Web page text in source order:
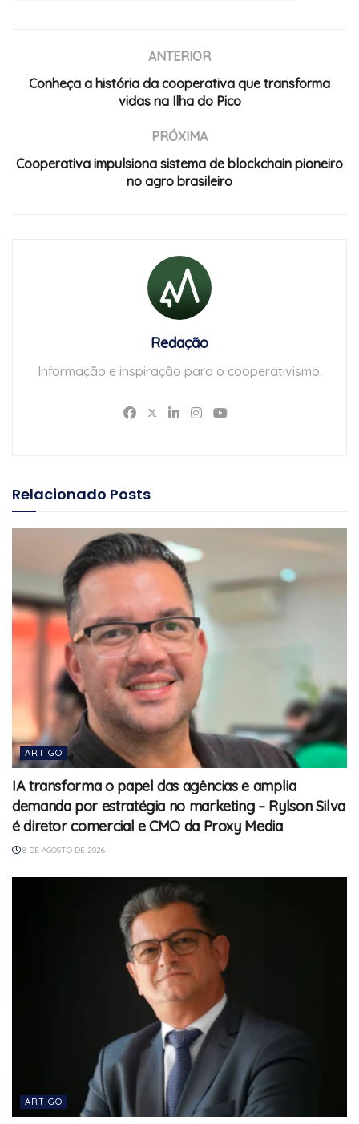
ANTERIOR
Conheça a história da cooperativa que transforma
vidas na Ilha do Pico
PRÓXIMA
Cooperativa impulsiona sistema de blockchain pioneiro
no agro brasileiro
Redação
Informação e inspiração para o cooperativismo.
Relacionado Posts
ARTIGO
IA transforma o papel das agências e amplia
demanda por estratégia no marketing – Rylson Silva
é diretor comercial e CMO da Proxy Media
8 DE AGOSTO DE 2026
ARTIGO